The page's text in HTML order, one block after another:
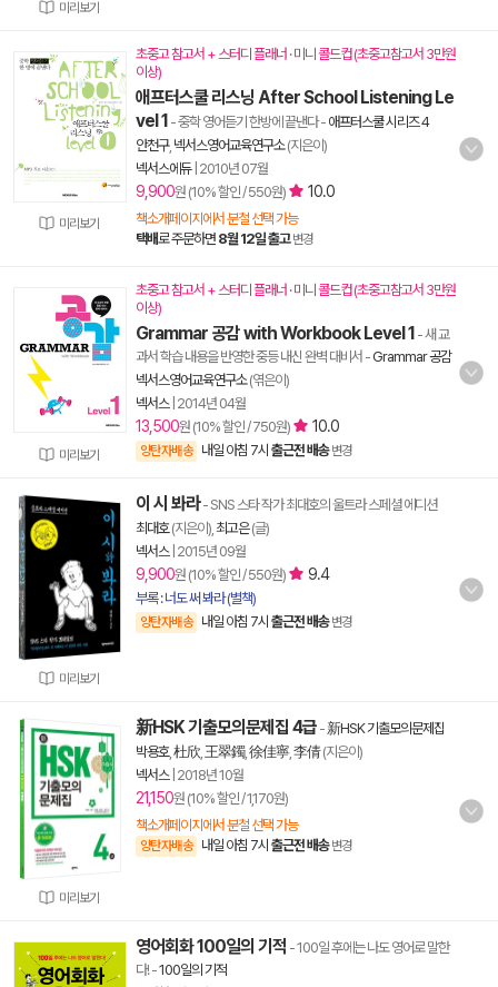
미리보기
미리보기
초중고 참고서 + 스터디 플래너 · 미니 콜드컵 (초중고참고서 3만원
이상)
애프터스쿨 리스닝 After School Listening Le
vel 1 - 중학 영어듣기 한방에 끝낸다- 애프터스쿨 시리즈 4
안천구, 넥서스영어교육연구소(지은이)
넥서스에듀| 2010년 07월
9,900원 (10% 할인 / 550원) 10.0
책소개페이지에서 분철 선택 가능
택배로 주문하면 8월 12일 출고 변경
미리보기
초중고 참고서 + 스터디 플래너 · 미니 콜드컵 (초중고참고서 3만원
이상)
Grammar 공감 with Workbook Level 1 - 새 교
과서 학습 내용을 반영한 중등 내신 완벽 대비서 -Grammar 공감
넥서스영어교육연구소(엮은이)
넥서스| 2014년 04월
13,500원 (10% 할인 / 750원) 10.0
양탄자배송 내일 아침 7시 출근전 배송 변경
미리보기
이 시 봐라- SNS 스타 작가 최대호의 울트라 스페셜 에디션
최대호(지은이), 최고은(글)
넥서스| 2015년 09월
9,900원 (10% 할인 / 550원) 9.4
부록 : 너도 써 봐라 (별책)
양탄자배송 내일 아침 7시 출근전 배송 변경
미리보기
新HSK 기출모의문제집 4급 - 新HSK 기출모의문제집
박용호, 杜欣 王翠鐲, 徐佳寧, 李倩(지은이)
넥서스| 2018년 10월
21,150원 (10% 할인 / 1,170원)
책소개페이지에서 분철 선택 가능
양탄자배송 내일 아침 7시 출근전 배송 변경
영어회화 100일의 기적 - 100일 후에는 나도 영어로 말한
다!-100일의 기적